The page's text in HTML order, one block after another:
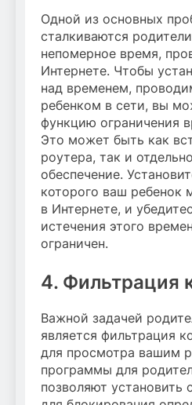
Одной из основных
сталкиваются
непомерное время,
Интернете. Чтобы
над временем,
ребенком в сети, вы
функцию ограничения
Это может быть как
роутера, так и
обеспечение.
которого ваш ребенок
в Интернете, и
истечения этого
ограничен.
4. Фильтрация
Важной задачей
является фильтрация
для просмотра вашим
программы для
позволяют установить